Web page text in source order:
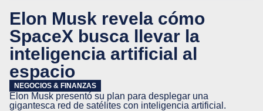
Elon Musk revela cómo
SpaceX busca llevar la
inteligencia artificial al
espacio
NEGOCIOS & FINANZAS
Elon Musk presentó su plan para desplegar una
gigantesca red de satélites con inteligencia artificial.